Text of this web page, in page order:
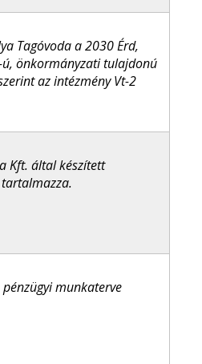
Tagóvoda a 2030 Érd,
önkormányzati tulajdonú
az intézmény Vt-2
Kft. által készített
munkaterve